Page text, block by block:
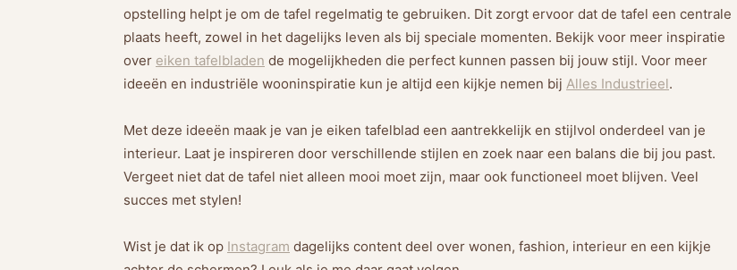
opstelling helpt je om de tafel regelmatig te gebruiken. Dit zorgt ervoor dat de tafel een centrale
plaats heeft, zowel in het dagelijks leven als bij speciale momenten. Bekijk voor meer inspiratie
over eiken tafelbladen de mogelijkheden die perfect kunnen passen bij jouw stijl. Voor meer
ideeën en industriële wooninspiratie kun je altijd een kijkje nemen bij Alles Industrieel.
Met deze ideeën maak je van je eiken tafelblad een aantrekkelijk en stijlvol onderdeel van je
interieur. Laat je inspireren door verschillende stijlen en zoek naar een balans die bij jou past.
Vergeet niet dat de tafel niet alleen mooi moet zijn, maar ook functioneel moet blijven. Veel
succes met stylen!
Wist je dat ik op Instagram dagelijks content deel over wonen, fashion, interieur en een kijkje